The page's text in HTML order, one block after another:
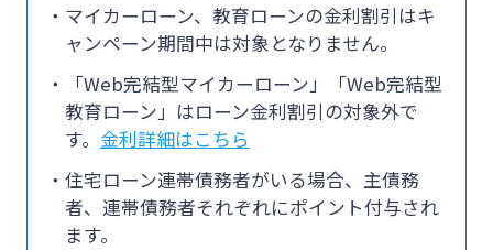
マイカーローン、教育ローンの金利割引はキ
ャンペーン期間中は対象となりません。
「Web完結型マイカーローン」「Web完結型
教育ローン」はローン金利割引の対象外で
す。 金利詳細はこちら
住宅ローン連帯債務者がいる場合、主債務
者、連帯債務者それぞれにポイント付与され
ます。